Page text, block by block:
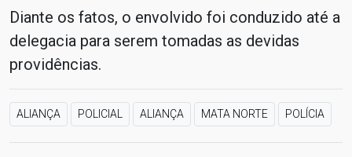
Diante os fatos, o envolvido foi conduzido até a
delegacia para serem tomadas as devidas
providências.
ALIANÇA POLICIAL ALIANÇA MATA NORTE POLÍCIA